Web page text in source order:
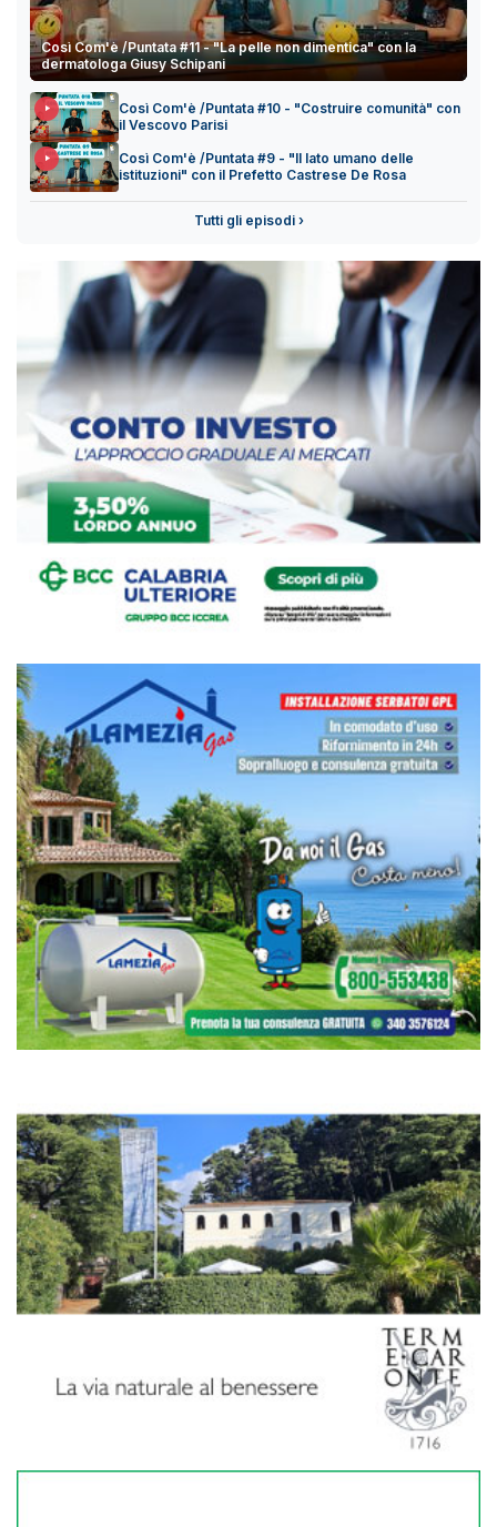
Così Com'è /Puntata #11 - "La pelle non dimentica" con la
dermatologa Giusy Schipani
Così Com'è /Puntata #10 - "Costruire comunità" con
il Vescovo Parisi
Così Com'è /Puntata #9 - "Il lato umano delle
istituzioni" con il Prefetto Castrese De Rosa
Tutti gli episodi ›